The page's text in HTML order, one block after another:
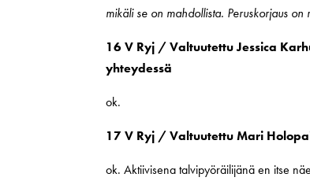
mikäli se on mahdollista. Peruskorjaus
16 V Ryj / Valtuutettu Jessica
yhteydessä
ok.
17 V Ryj / Valtuutettu Mari
ok. Aktiivisena talvipyöräilijänä en itse